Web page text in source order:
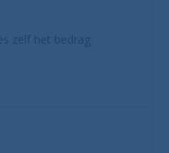
zelf het bedrag.